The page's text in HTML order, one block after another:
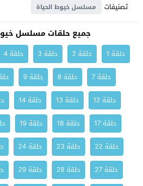
تصنيفات مسلسل خيوط الحياة
جميع حلقات مسلسل
حلقة 1 حلقة 2 حلقة 3 حلقة 4
حلقة 7
حلقة 8 حلقة 9
حلقة 12
حلقة 13 حلقة 14
حلقة 17
حلقة 18 حلقة 19
حلقة 22
حلقة 23 حلقة 24
حلقة 27
حلقة 28 حلقة 29